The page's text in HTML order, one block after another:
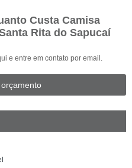
Custa Camisa
Rita do Sapucaí
e entre em contato por email.